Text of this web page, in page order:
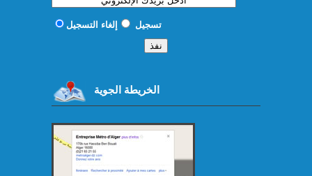
تسجيل إلغاء التسجيل
الخريطة الجوية